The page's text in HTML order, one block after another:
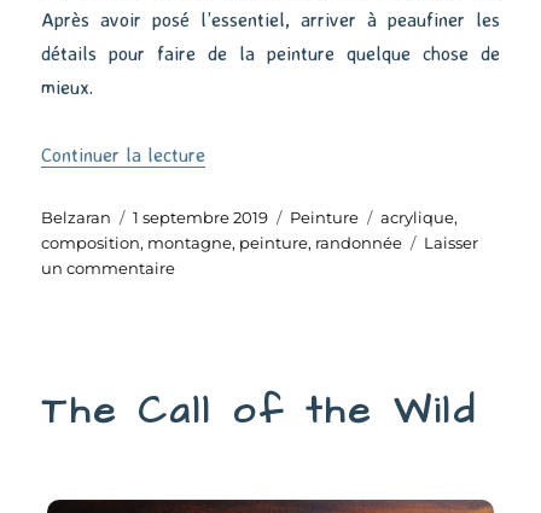
Après avoir posé l’essentiel, arriver à peaufiner les
détails pour faire de la peinture quelque chose de
mieux.
Continuer la lecture
Auteur
Belzaran
Publié
le
1 septembre 2019 Catégories
Peinture Étiquettes
acrylique,
composition, montagne, peinture, randonnée
Laisser
un commentairesur
The Call of the Wild